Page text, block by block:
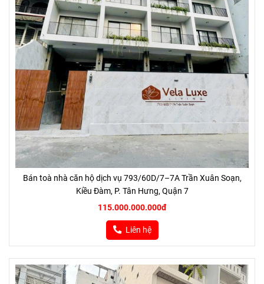
Bán toà nhà căn hộ dịch vụ 793/60D/7–7A Trần Xuân Soạn,
Kiều Đàm, P. Tân Hưng, Quận 7
115.000.000.000đ
Liên hệ